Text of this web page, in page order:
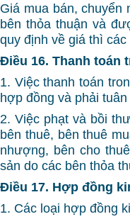
Giá mua bán, chuyển
bên thỏa thuận và
quy định về giá thì
Điều 16. Thanh toán
1. Việc thanh toán
hợp đồng và phải
2. Việc phạt và bồi
bên thuê, bên thuê
nhượng, bên cho
sản do các bên thỏa
Điều 17. Hợp đồng
1. Các loại hợp đồng